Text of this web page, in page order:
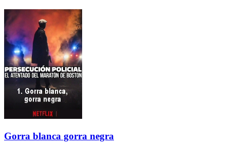
Gorra blanca gorra negra